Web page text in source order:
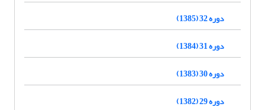
دوره 32 (1385)
دوره 31 (1384)
دوره 30 (1383)
دوره 29 (1382)